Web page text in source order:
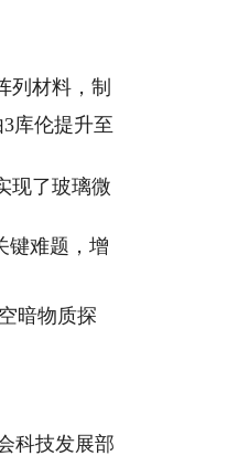
列材料，制
3库伦提升至
现了玻璃微
键难题，增
暗物质探
科技发展部